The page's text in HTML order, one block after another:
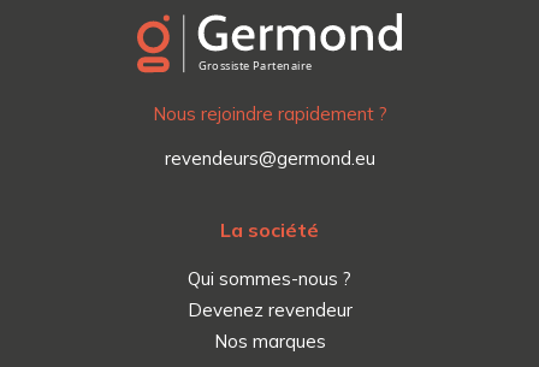
Nous rejoindre rapidement ?
revendeurs@germond.eu
La société
Qui sommes-nous ?
Devenez revendeur
Nos marques